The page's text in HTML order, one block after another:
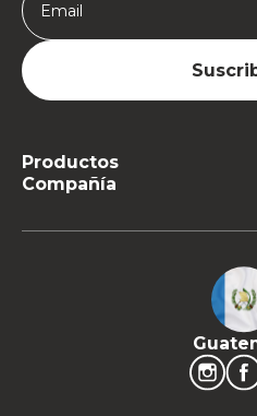
Productos
Compañía